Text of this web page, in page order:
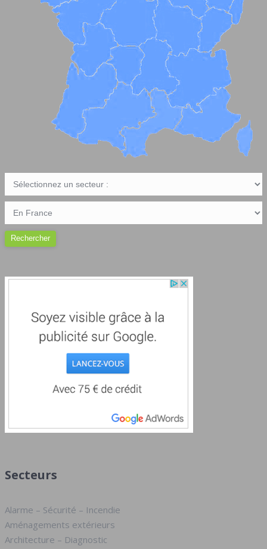
Secteurs
Alarme – Sécurité – Incendie
Aménagements extérieurs
Architecture – Diagnostic